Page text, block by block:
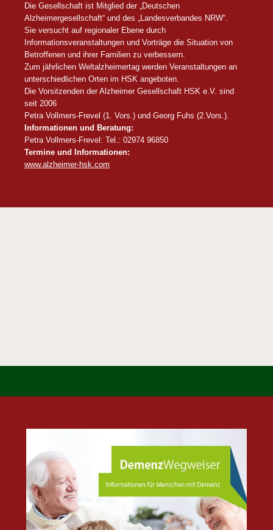
Die Gesellschaft ist Mitglied der „Deutschen
Alzheimergesellschaft“ und des „Landesverbandes NRW“.
Sie versucht auf regionaler Ebene durch
Informationsveranstaltungen und Vorträge die Situation von
Betroffenen und ihrer Familien zu verbessern.
Zum jährlichen Weltalzheimertag werden Veranstaltungen an
unterschiedlichen Orten im HSK angeboten.
Die Vorsitzenden der Alzheimer Gesellschaft HSK e.V. sind
seit 2006
Petra Vollmers-Frevel (1. Vors.) und Georg Fuhs (2.Vors.).
Informationen und Beratung:
Petra Vollmers-Frevel: Tel.: 02974 96850
Termine und Informationen:
www.alzheimer-hsk.com